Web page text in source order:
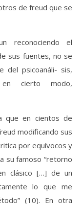
de freud que se
reconociendo el
sus fuentes, no se
del psicoanáli- sis,
en cierto modo,
que en cientos de
modificando sus
por equívocos y
su famoso “retorno
clásico […] de un
lo que me
(10). En otra